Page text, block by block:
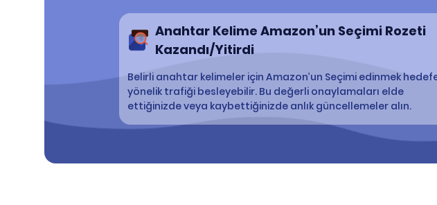
Anahtar Kelime Amazon’un Seçimi Rozeti
Kazandı/Yitirdi
Belirli anahtar kelimeler için Amazon’un Seçimi edinmek
yönelik trafiği besleyebilir. Bu değerli onaylamaları elde
ettiğinizde veya kaybettiğinizde anlık güncellemeler alın.